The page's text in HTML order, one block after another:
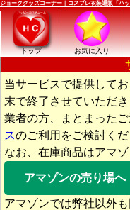
ジョークグッズコーナー｜コスプレ衣装通販「ハッ
トップ お気に入り
当サービスで提供して
末で終了させていただき
業者の方、まとまったご
スのご利用をご検討くだ
なお、在庫商品はアマ
アマゾンの売り場へ
アマゾンでは弊社以外